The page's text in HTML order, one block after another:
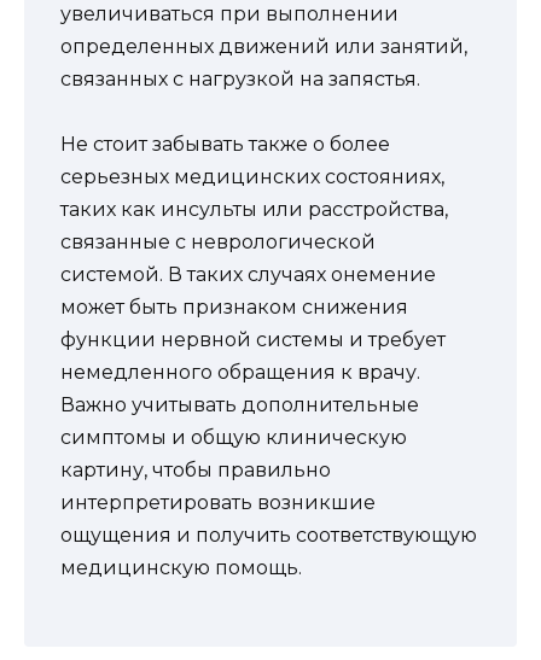
увеличиваться при выполнении
определенных движений или занятий,
связанных с нагрузкой на запястья.
Не стоит забывать также о более
серьезных медицинских состояниях,
таких как инсульты или расстройства,
связанные с неврологической
системой. В таких случаях онемение
может быть признаком снижения
функции нервной системы и требует
немедленного обращения к врачу.
Важно учитывать дополнительные
симптомы и общую клиническую
картину, чтобы правильно
интерпретировать возникшие
ощущения и получить соответствующую
медицинскую помощь.